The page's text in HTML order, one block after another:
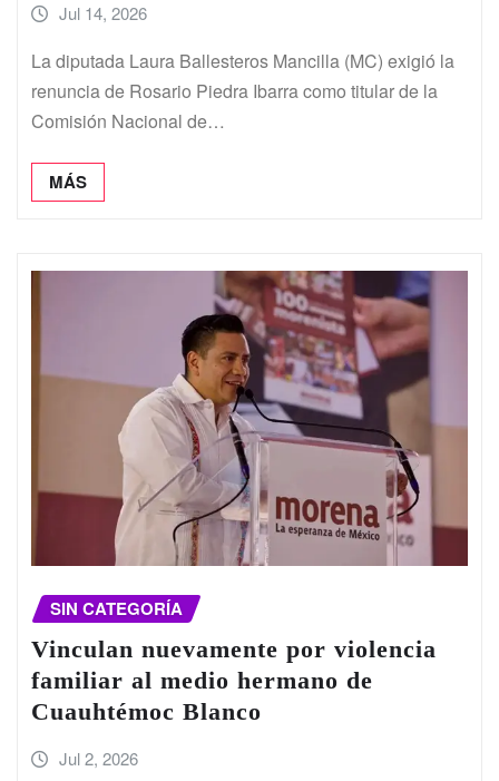
Jul 14, 2026
La diputada Laura Ballesteros Mancilla (MC) exigió la
renuncia de Rosario Piedra Ibarra como titular de la
Comisión Nacional de…
MÁS
SIN CATEGORÍA
Vinculan nuevamente por violencia
familiar al medio hermano de
Cuauhtémoc Blanco
Jul 2, 2026